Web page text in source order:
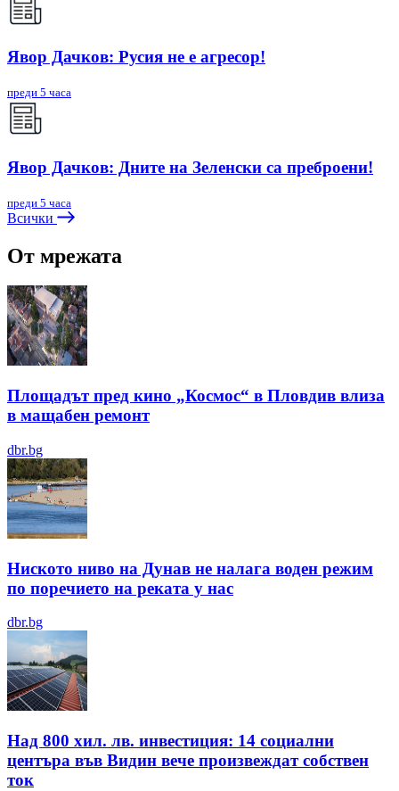
Явор Дачков: Русия не е агресор!
преди 5 часа
Явор Дачков: Дните на Зеленски са преброени!
преди 5 часа
Всички
От мрежата
Площадът пред кино „Космос“ в Пловдив влиза
в мащабен ремонт
dbr.bg
Ниското ниво на Дунав не налага воден режим
по поречието на реката у нас
dbr.bg
Над 800 хил. лв. инвестиция: 14 социални
центъра във Видин вече произвеждат собствен
ток